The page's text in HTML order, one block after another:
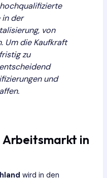
in der
von
Um die Kaufkraft
zu
und
in
wird in den